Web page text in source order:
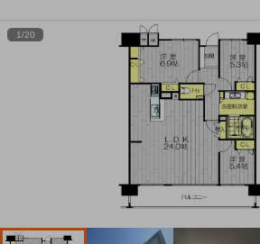
1/20